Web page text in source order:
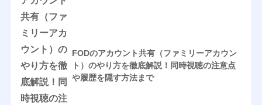
FODのアカウント共有（ファミリーアカウン
ト）のやり方を徹底解説！同時視聴の注意点
や履歴を隠す方法まで